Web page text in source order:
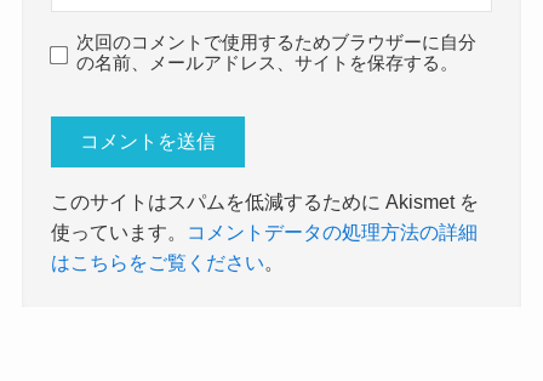
次回のコメントで使用するためブラウザーに自分
の名前、メールアドレス、サイトを保存する。
このサイトはスパムを低減するために Akismet を
使っています。
コメントデータの処理方法の詳細
はこちらをご覧ください。